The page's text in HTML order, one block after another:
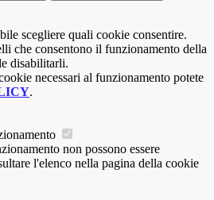
scegliere quali cookie consentire.
che consentono il funzionamento della
disabilitarli.
necessari al funzionamento potete
.
non possono essere
l'elenco nella pagina della cookie